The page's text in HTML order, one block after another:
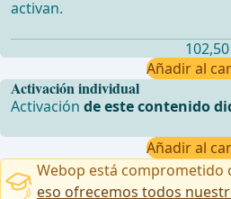
Activación individual
Activaciónde este contenido
Añadir al
activan.
Añadir al
Webop está comprometido
eso ofrecemos todos